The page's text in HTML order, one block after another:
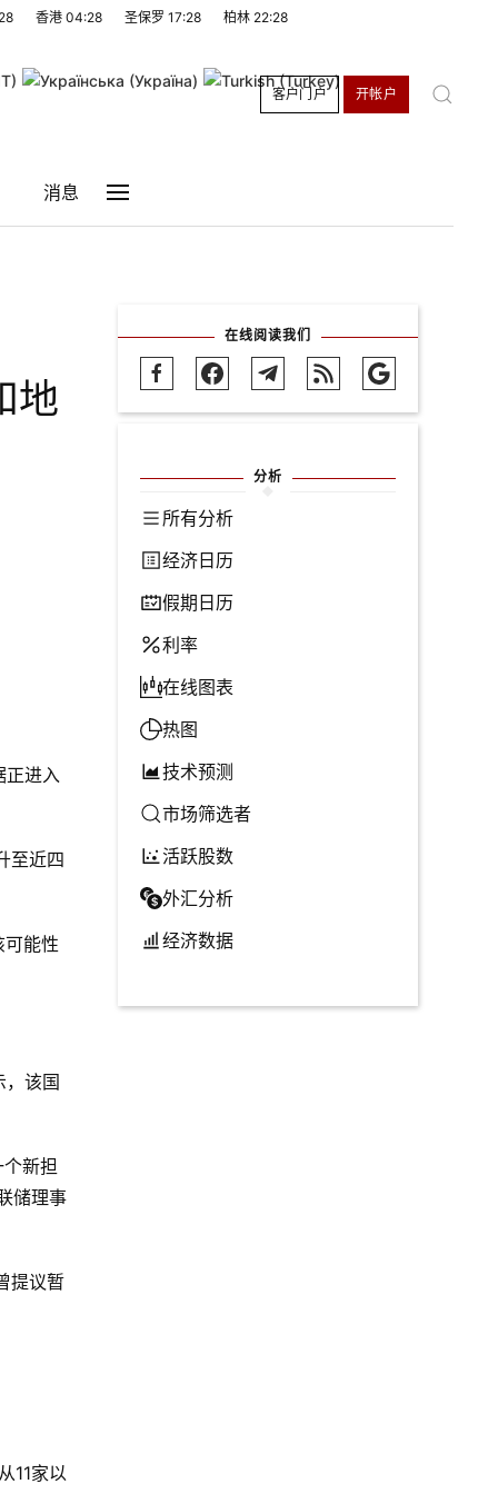
香港 04:28 圣保罗 17:28 柏林 22:28
客户门户 开帐户
消息
地
正进入
至近四
能性
该国
新担
储理事
提议暂
11家以
在线阅读我们
分析
所有分析
经济日历
假期日历
利率
在线图表
热图
技术预测
市场筛选者
活跃股数
外汇分析
经济数据